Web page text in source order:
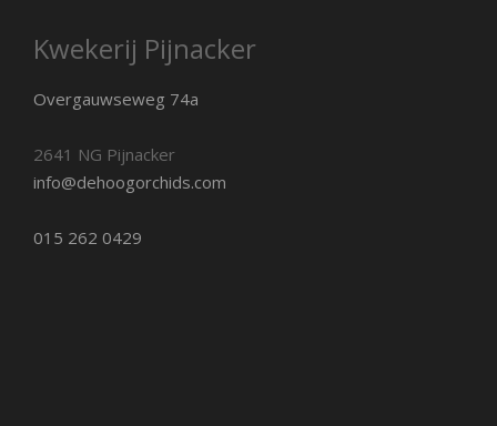
Kwekerij Pijnacker
Overgauwseweg 74a
2641 NG Pijnacker
info@dehoogorchids.com
015 262 0429